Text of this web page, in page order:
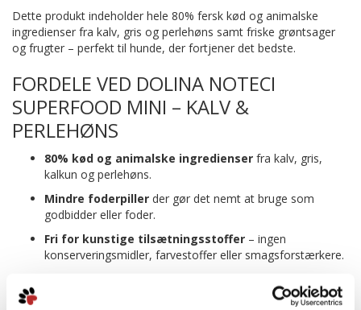
Dette produkt indeholder hele 80% fersk kød og animalske
ingredienser fra kalv, gris og perlehøns samt friske grøntsager
og frugter – perfekt til hunde, der fortjener det bedste.
FORDELE VED DOLINA NOTECI
SUPERFOOD MINI – KALV &
PERLEHØNS
80% kød og animalske ingredienser fra kalv, gris,
kalkun og perlehøns.
Mindre foderpiller der gør det nemt at bruge som
godbidder eller foder.
Fri for kunstige tilsætningsstoffer – ingen
konserveringsmidler, farvestoffer eller smagsforstærkere.
– bl.a. sød kartoffel, blåbær, goji bær og æble.